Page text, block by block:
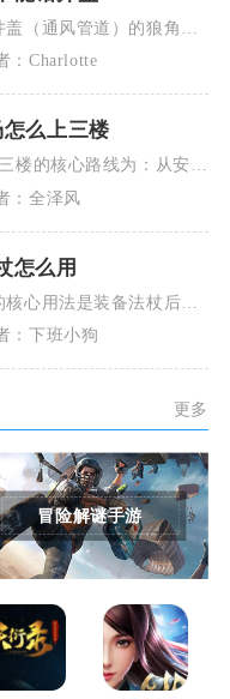
（通风管道）的狼角色
、丧葬者、静音鸭、派
：Charlotte
么上三楼
楼的核心路线为：从安全
电梯上二楼，穿过半开
：全泽风
怎么用
心用法是装备法杖后，
对应图案，长按目标释
：下班小狗
更多
冒险解谜手游